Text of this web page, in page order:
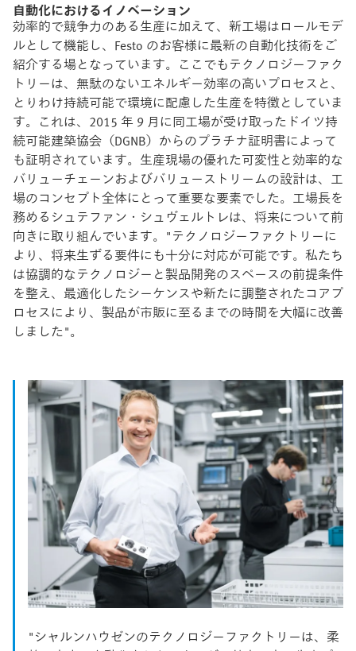
自動化におけるイノベーション
効率的で競争力のある生産に加えて、新工場はロールモデ
ルとして機能し、Festo のお客様に最新の自動化技術をご
紹介する場となっています。ここでもテクノロジーファク
トリーは、無駄のないエネルギー効率の高いプロセスと、
とりわけ持続可能で環境に配慮した生産を特徴としていま
す。これは、2015 年 9 月に同工場が受け取ったドイツ持
続可能建築協会（DGNB）からのプラチナ証明書によって
も証明されています。生産現場の優れた可変性と効率的な
バリューチェーンおよびバリューストリームの設計は、工
場のコンセプト全体にとって重要な要素でした。工場長を
務めるシュテファン・シュヴェルトレは、将来について前
向きに取り組んでいます。"テクノロジーファクトリーに
より、将来生ずる要件にも十分に対応が可能です。私たち
は協調的なテクノロジーと製品開発のスペースの前提条件
を整え、最適化したシーケンスや新たに調整されたコアプ
ロセスにより、製品が市販に至るまでの時間を大幅に改善
しました"。
"シャルンハウゼンのテクノロジーファクトリーは、柔